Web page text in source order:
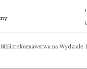
na Wydziale